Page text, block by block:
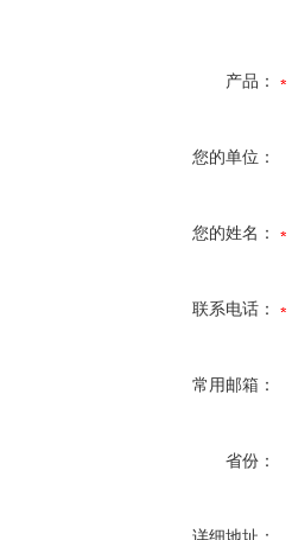
产品：
您的单位：
您的姓名：
联系电话：
常用邮箱：
省份：